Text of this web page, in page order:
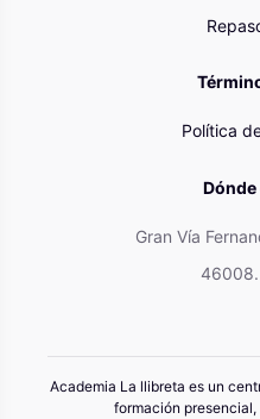
Política
Gran Vía
46008.
Academia La llibreta es un
formación